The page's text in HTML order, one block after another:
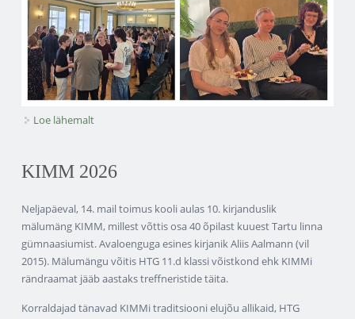
Loe lähemalt
KIMM 2026
Neljapäeval, 14. mail toimus kooli aulas 10. kirjanduslik
mälumäng KIMM, millest võttis osa 40 õpilast kuuest Tartu linna
gümnaasiumist. Avaloenguga esines kirjanik Aliis Aalmann (vil
2015). Mälumängu võitis HTG 11.d klassi võistkond ehk KIMMi
rändraamat jääb aastaks treffneristide täita.
Korraldajad tänavad KIMMi traditsiooni elujõu allikaid, HTG